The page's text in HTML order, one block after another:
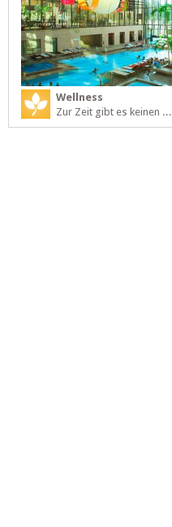
Wellness
Zur Zeit gibt es keinen ...